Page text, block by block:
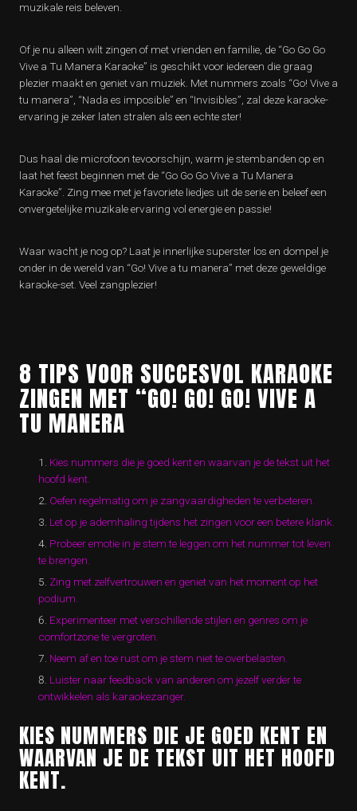
muzikale reis beleven.
Of je nu alleen wilt zingen of met vrienden en familie, de “Go Go Go
Vive a Tu Manera Karaoke” is geschikt voor iedereen die graag
plezier maakt en geniet van muziek. Met nummers zoals “Go! Vive a
tu manera”, “Nada es imposible” en “Invisibles”, zal deze karaoke-
ervaring je zeker laten stralen als een echte ster!
Dus haal die microfoon tevoorschijn, warm je stembanden op en
laat het feest beginnen met de “Go Go Go Vive a Tu Manera
Karaoke”. Zing mee met je favoriete liedjes uit de serie en beleef een
onvergetelijke muzikale ervaring vol energie en passie!
Waar wacht je nog op? Laat je innerlijke superster los en dompel je
onder in de wereld van “Go! Vive a tu manera” met deze geweldige
karaoke-set. Veel zangplezier!
8 TIPS VOOR SUCCESVOL KARAOKE
ZINGEN MET “GO! GO! GO! VIVE A
TU MANERA
Kies nummers die je goed kent en waarvan je de tekst uit het
hoofd kent.
Oefen regelmatig om je zangvaardigheden te verbeteren.
Let op je ademhaling tijdens het zingen voor een betere klank.
Probeer emotie in je stem te leggen om het nummer tot leven
te brengen.
Zing met zelfvertrouwen en geniet van het moment op het
podium.
Experimenteer met verschillende stijlen en genres om je
comfortzone te vergroten.
Neem af en toe rust om je stem niet te overbelasten.
Luister naar feedback van anderen om jezelf verder te
ontwikkelen als karaokezanger.
KIES NUMMERS DIE JE GOED KENT EN
WAARVAN JE DE TEKST UIT HET HOOFD
KENT.